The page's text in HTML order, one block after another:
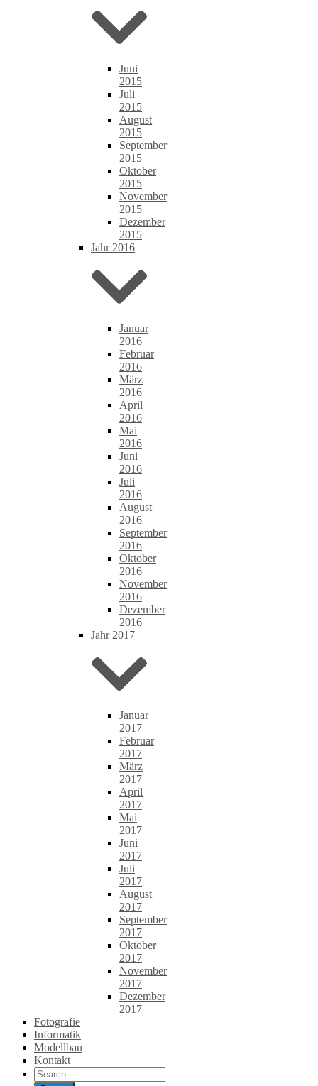
Juni
2015
Juli
2015
August
2015
September
2015
Oktober
2015
November
2015
Dezember
2015
Jahr 2016
Januar
2016
Februar
2016
März
2016
April
2016
Mai
2016
Juni
2016
Juli
2016
August
2016
September
2016
Oktober
2016
November
2016
Dezember
2016
Jahr 2017
Januar
2017
Februar
2017
März
2017
April
2017
Mai
2017
Juni
2017
Juli
2017
August
2017
September
2017
Oktober
2017
November
2017
Dezember
2017
Fotografie
Informatik
Modellbau
Kontakt
Search